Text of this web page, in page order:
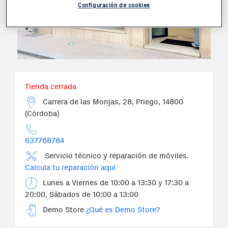
Tienda cerrada
Carrera de las Monjas, 28, Priego, 14800
(Córdoba)
637768784
Servicio técnico y reparación de móviles.
Calcula tu reparación aquí
Lunes a Viernes de 10:00 a 13:30 y 17:30 a
20:00, Sábados de 10:00 a 13:00
Demo Store¿Qué es Demo Store?
Configuración de cookies